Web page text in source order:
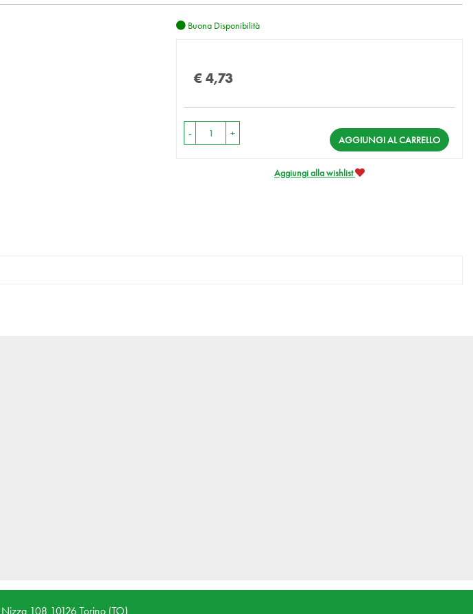
Buona Disponibilità
€ 4,73
- +
AGGIUNGI AL CARRELLO
Aggiungi alla wishlist
108 10126 Torino (TO)